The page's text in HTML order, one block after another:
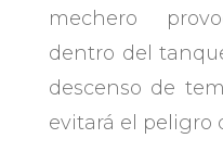
mechero
dentro del
descenso de
evitará el peligro